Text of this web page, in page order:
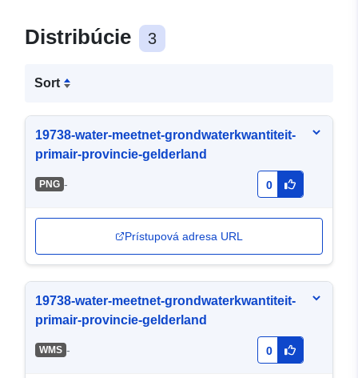
Distribúcie 3
Sort
19738-water-meetnet-grondwaterkwantiteit-
primair-provincie-gelderland
PNG - 0
Prístupová adresa URL
19738-water-meetnet-grondwaterkwantiteit-
primair-provincie-gelderland
WMS - 0